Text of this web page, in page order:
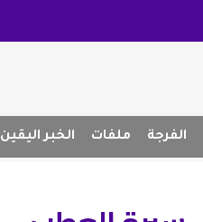
الفرجة ملفات الخبر اليقين